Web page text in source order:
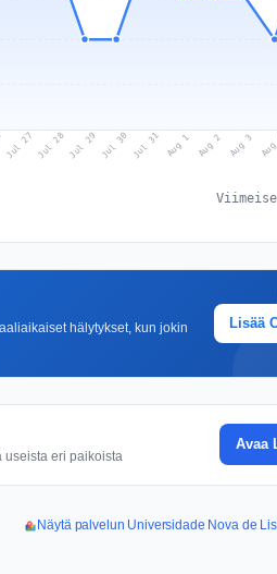
Jul 27 Jul 28Jul 29 Jul 30 Jul 31 Aug 1 Aug 2 Aug 3
hälytykset, kun jokin
Lisää
eri paikoista
Avaa
Näytä palvelun Universidade Nova de